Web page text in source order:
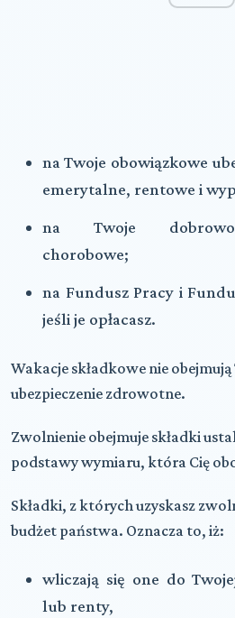
na Twoje obowiązkowe
emerytalne, rentowe i
na Twoje
chorobowe;
na Fundusz Pracy i
jeśli je opłacasz.
Wakacje składkowe nie
ubezpieczenie zdrowotne.
Zwolnienie obejmuje składki
podstawy wymiaru, która Cię
Składki, z których uzyskasz
budżet państwa. Oznacza to, iż:
wliczają się one do
lub renty,